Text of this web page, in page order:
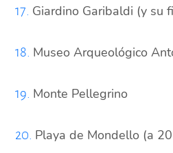
17. Giardino Garibaldi (y su
18. Museo Arqueológico
19. Monte Pellegrino
20. Playa de Mondello (a